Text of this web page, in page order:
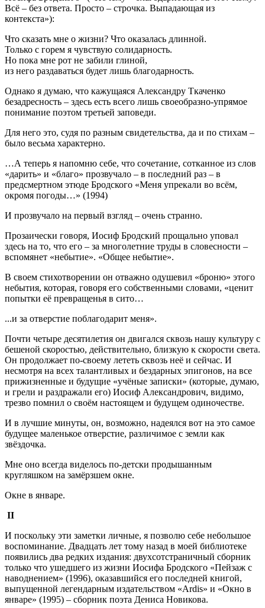
Всё – без ответа. Просто – строчка. Выпадающая из
контекста»):
Что сказать мне о жизни? Что оказалась длинной.
Только с горем я чувствую солидарность.
Но пока мне рот не забили глиной,
из него раздаваться будет лишь благодарность.
Однако я думаю, что кажущаяся Александру Ткаченко
безадресность – здесь есть всего лишь своеобразно-упрямое
понимание поэтом третьей заповеди.
Для него это, судя по разным свидетельства, да и по стихам –
было весьма характерно.
…А теперь я напомню себе, что сочетание, сотканное из слов
«дарить» и «благо» прозвучало – в последний раз – в
предсмертном этюде Бродского «Меня упрекали во всём,
окромя погоды…» (1994)
И прозвучало на первый взгляд – очень странно.
Прозаически говоря, Иосиф Бродский прощально уповал
здесь на то, что его – за многолетние труды в словесности –
вспомянет «небытие». «Общее небытие».
В своем стихотворении он отважно одушевил «броню» этого
небытия, которая, говоря его собственными словами, «ценит
попытки её превращенья в сито…
...и за отверстие поблагодарит меня».
Почти четыре десятилетия он двигался сквозь нашу культуру с
бешеной скоростью, действительно, близкую к скорости света.
Он продолжает по-своему лететь сквозь неё и сейчас. И
несмотря на всех талантливых и бездарных эпигонов, на все
прижизненные и будущие «учёные записки» (которые, думаю,
и грели и раздражали его) Иосиф Александрович, видимо,
трезво помнил о своём настоящем и будущем одиночестве.
И в лучшие минуты, он, возможно, надеялся вот на это самое
будущее маленькое отверстие, различимое с земли как
звёздочка.
Мне оно всегда виделось по-детски продышанным
кругляшком на замёрзшем окне.
Окне в январе.
II
И поскольку эти заметки личные, я позволю себе небольшое
воспоминание. Двадцать лет тому назад в моей библиотеке
появились два редких издания: двухсотстраничный сборник
только что ушедшего из жизни Иосифа Бродского «Пейзаж с
наводнением» (1996), оказавшийся его последней книгой,
выпущенной легендарным издательством «Ardis» и «Окно в
январе» (1995) – сборник поэта Дениса Новикова.